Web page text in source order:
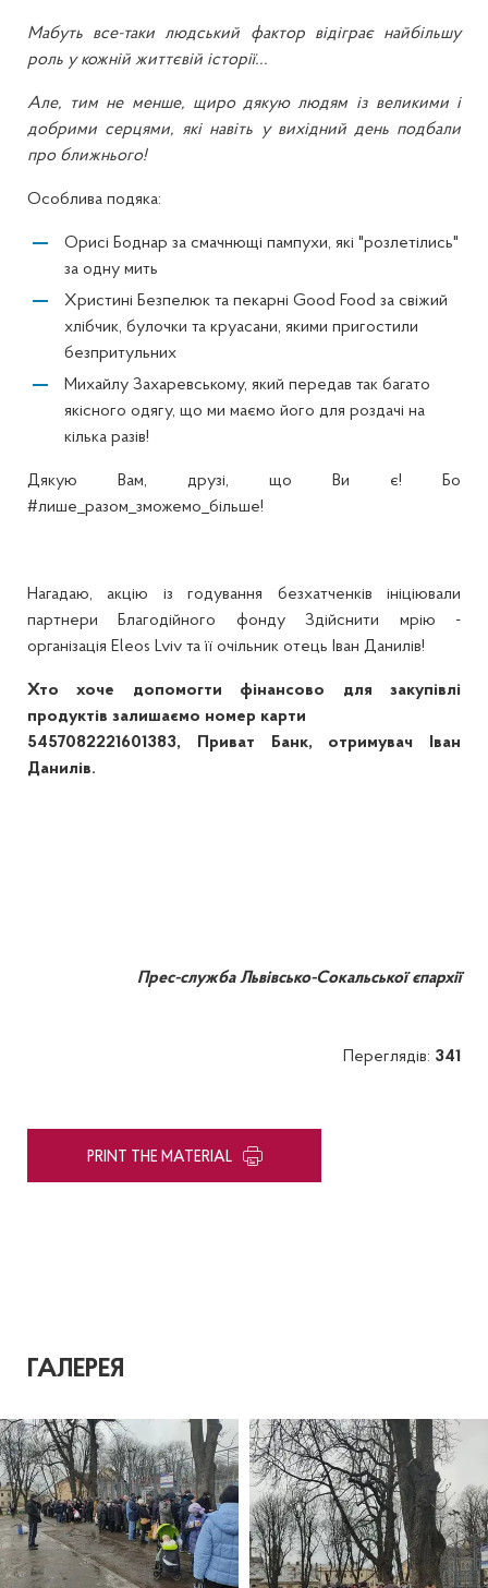
Мабуть все-таки людський фактор відіграє найбільшу
роль у кожній життєвій історії...
Але, тим не менше, щиро дякую людям із великими і
добрими серцями, які навіть у вихідний день подбали
про ближнього!
Особлива подяка:
Орисі Боднар за смачнющі пампухи, які "розлетілись"
за одну мить
Христині Безпелюк та пекарні Good Food за свіжий
хлібчик, булочки та круасани, якими пригостили
безпритульних
Михайлу Захаревському, який передав так багато
якісного одягу, що ми маємо його для роздачі на
кілька разів!
Дякую Вам, друзі, що Ви є! Бо
#лише_разом_зможемо_більше!
Нагадаю, акцію із годування безхатченків ініціювали
партнери Благодійного фонду Здійснити мрію -
організація Eleos Lviv та її очільник отець Іван Данилів!
Хто хоче допомогти фінансово для закупівлі
продуктів залишаємо номер карти
5457082221601383, Приват Банк, отримувач Іван
Данилів.
Прес-служба Львівсько-Сокальської єпархії
Переглядів: 341
PRINT THE MATERIAL
ГАЛЕРЕЯ